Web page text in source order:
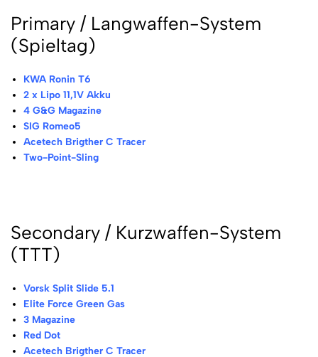
Primary / Langwaffen-System
(Spieltag)
KWA Ronin T6
2 x Lipo 11,1V Akku
4 G&G Magazine
SIG Romeo5
Acetech Brigther C Tracer
Two-Point-Sling
Secondary / Kurzwaffen-System
(TTT)
Vorsk Split Slide 5.1
Elite Force Green Gas
3 Magazine
Red Dot
Acetech Brigther C Tracer